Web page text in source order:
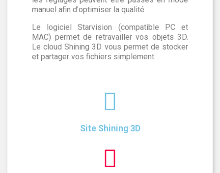
manuel afin d'optimiser la qualité.
Le logiciel Starvision (compatible PC et
MAC) permet de retravailler vos objets 3D.
Le cloud Shining 3D vous permet de stocker
et partager vos fichiers simplement.
Site Shining 3D